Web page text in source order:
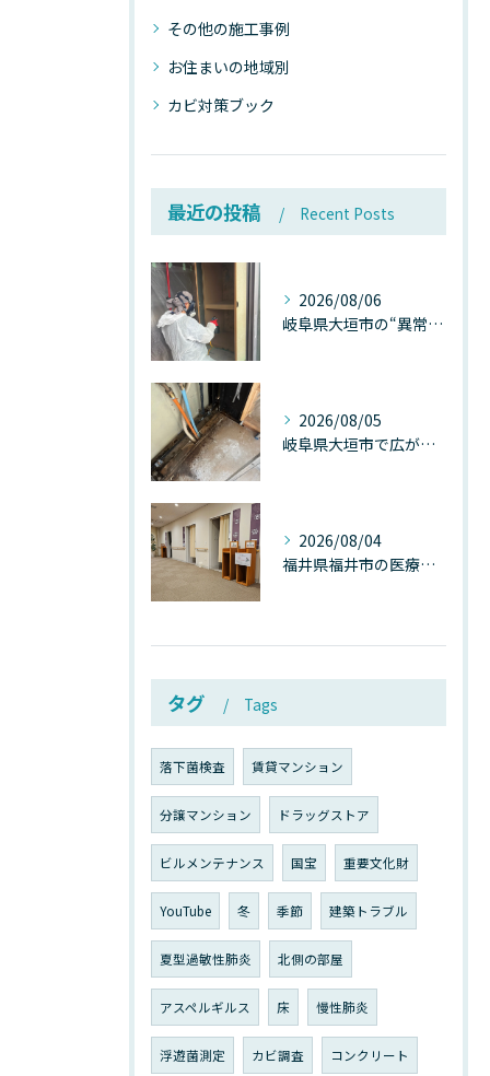
その他の施工事例
お住まいの地域別
カビ対策ブック
最近の投稿 Recent Posts
2026/08/06
岐阜県大垣市の“異常に高い気温”が建物内部を腐らせる──深層カビが爆発的に増える本当の理由
2026/08/05
岐阜県大垣市で広がる“深層カビ汚染”──なぜ除カビが必要なのか、建物内部で起きている見えない危機
2026/08/04
福井県福井市の医療施設で広がる“見えないカビ汚染”──なぜ除カビが必須なのか、その本質を徹底解説
タグ Tags
落下菌検査 賃貸マンション
分譲マンション ドラッグストア
ビルメンテナンス 国宝 重要文化財
YouTube 冬 季節 建築トラブル
夏型過敏性肺炎 北側の部屋
アスペルギルス 床 慢性肺炎
浮遊菌測定 カビ調査 コンクリート